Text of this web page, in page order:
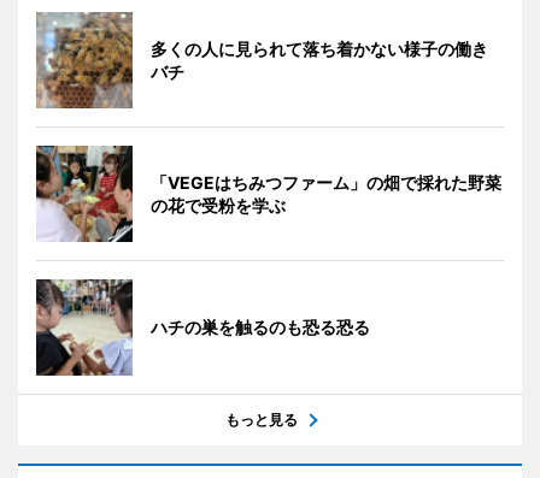
多くの人に見られて落ち着かない様子の働き
バチ
「VEGEはちみつファーム」の畑で採れた野菜
の花で受粉を学ぶ
ハチの巣を触るのも恐る恐る
もっと見る